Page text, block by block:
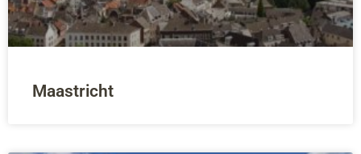
Maastricht